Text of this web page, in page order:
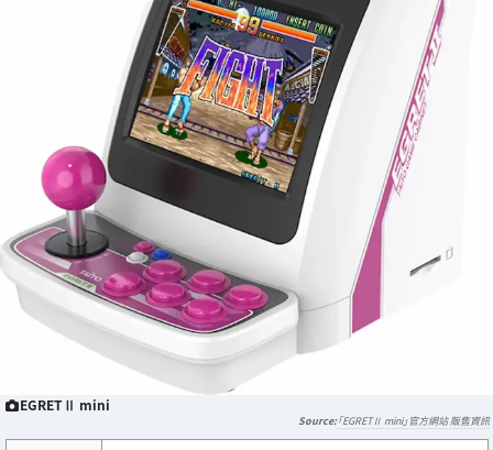
EGRETⅡ mini
「EGRETⅡ mini」官方網站 販售資訊